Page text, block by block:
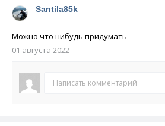
Santila85k
Можно что нибудь придумать
01 августа 2022
Написать комментарий